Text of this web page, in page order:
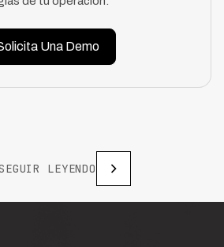
Una Demo
LEYENDO